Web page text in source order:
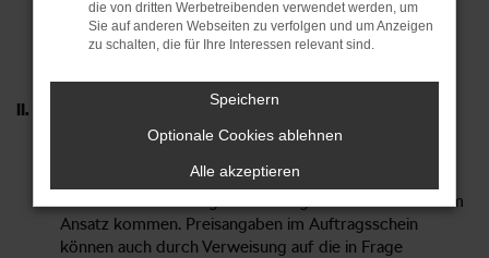
Übertragungen von Rechten und Pflichten des
Auftraggebers aus dem Auftrag bedürfen der
schriftlichen Zustimmung des Auftragnehmers.
II. Preisangaben im Auftragsschein; Kostenvoranschlag
Auftragnehmer im Auftragsschein auch die Preise, die
bei der Durchführung des Auftrags voraussichtlich zum
Ansatz kommen. Preisangaben im Auftragsschein
können auch durch Verweisung auf die in Frage
die von dritten Werbetreibenden verwendet werden, um
Sie auf anderen Webseiten zu verfolgen und um Anzeigen
zu schalten, die für Ihre Interessen relevant sind.
Speichern
Optionale Cookies ablehnen
Alle akzeptieren